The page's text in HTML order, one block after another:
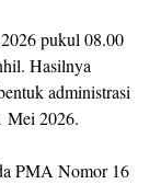
pukul 08.00
Hasilnya
administrasi
Mei 2026.
PMA Nomor 16